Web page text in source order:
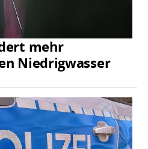
mehr
Niedrigwasser